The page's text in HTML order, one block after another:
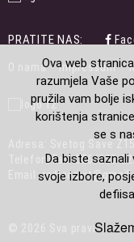
PRATITE NAS:
FOOTER
O nama Impressum
Telefon/Fax: 056/230-
Email:
© 2026 Sva prava
Ova web
razumjela Vaše
pružila vam bolje
korištenja
se s
Da biste saznali
svoje izbore,